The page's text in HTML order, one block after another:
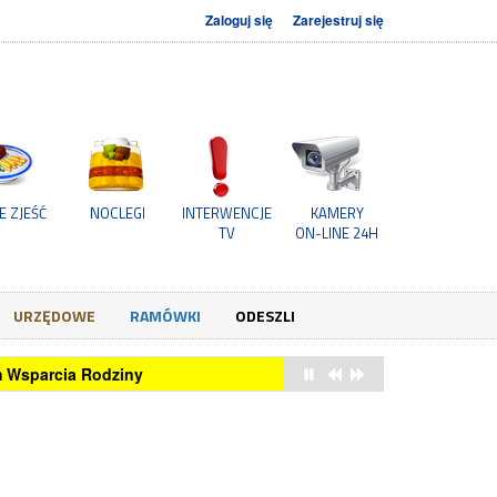
Zaloguj się Zarejestruj się
ZJEŚĆ NOCLEGI
INTERWENCJE
TV
KAMERY
ON-LINE 24H
URZĘDOWE RAMÓWKI ODESZLI